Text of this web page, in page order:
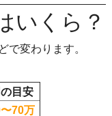
いくら？
で変わります。
目安
70万